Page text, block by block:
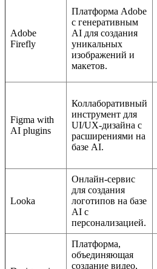
Adobe
Firefly
Платформа Adobe
с генеративным
AI для создания
уникальных
изображений и
макетов.
Figma with
AI plugins
Коллаборативный
инструмент для
UI/UX-дизайна с
расширениями на
базе AI.
Looka
Онлайн-сервис
для создания
логотипов на базе
AI с
персонализацией.
Платформа,
объединяющая
создание видео,